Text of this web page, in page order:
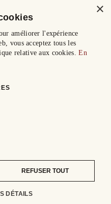
×
améliorer l'expérience
vous acceptez tous les
relative aux cookies.En
REFUSER TOUT
DÉTAILS